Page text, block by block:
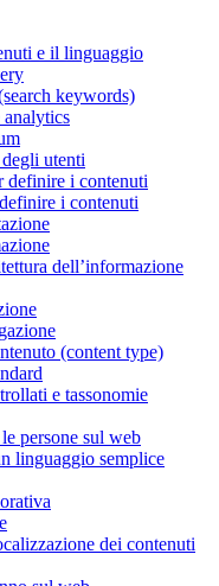
e il linguaggio
keywords)
analytics
utenti
definire i contenuti
i contenuti
dell’informazione
(content type)
e tassonomie
persone sul web
linguaggio semplice
dei contenuti